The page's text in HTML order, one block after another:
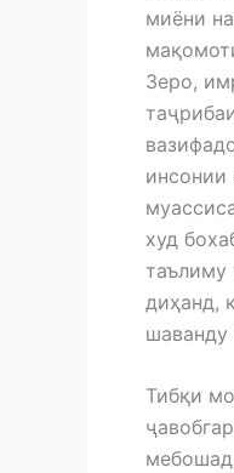
миёни
Зеро,
инсонии
худ
таълиму
диҳанд,
шаванду
Тибқи